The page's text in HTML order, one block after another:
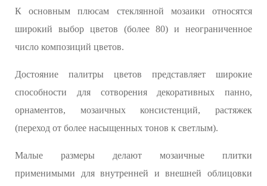
К основным плюсам стеклянной мозаики относятся
широкий выбор цветов (более 80) и неограниченное
число композиций цветов.
Достояние палитры цветов представляет широкие
способности для сотворения декоративных панно,
орнаментов, мозаичных консистенций, растяжек
(переход от более насыщенных тонов к светлым).
Малые размеры делают мозаичные плитки
применимыми для внутренней и внешней облицовки